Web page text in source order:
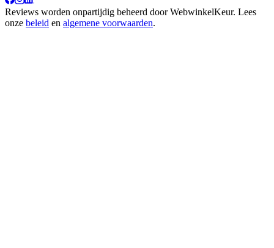
Reviews worden onpartijdig beheerd doorWebwinkelKeur. Lees
onze beleid en algemene voorwaarden.